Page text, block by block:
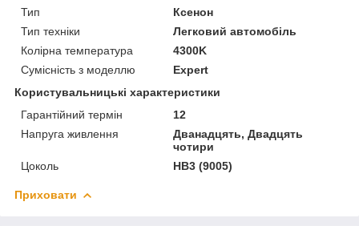
Тип
Ксенон
Тип техніки
Легковий автомобіль
Колірна температура
4300K
Сумісність з моделлю
Expert
Користувальницькі характеристики
Гарантійний термін
12
Напруга живлення
Дванадцять, Двадцять
чотири
Цоколь
HB3 (9005)
Приховати